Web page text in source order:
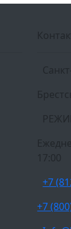
17:00
+7
+7